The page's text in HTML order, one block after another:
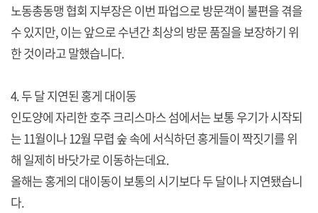
노동총동맹 협회 지부장은 이번 파업으로 방문객이 불편을 겪을
수 있지만, 이는 앞으로 수년간 최상의 방문 품질을 보장하기 위
한 것이라고 말했습니다.
4. 두 달 지연된 홍게 대이동
인도양에 자리한 호주 크리스마스 섬에서는 보통 우기가 시작되
는 11월이나 12월 무렵 숲 속에 서식하던 홍게들이 짝짓기를 위
해 일제히 바닷가로 이동하는데요.
올해는 홍게의 대이동이 보통의 시기보다 두 달이나 지연됐습니
다.